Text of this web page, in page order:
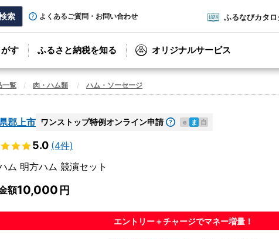
よくあるご質問・お問い合わせ ふるなびカタロ
す ふるさと納税を知る オリジナルサービス
一覧 肉・ハム類 ハム・ソーセージ
郡上市 ワンストップ特例オンライン申請 e ま 自
5.0 (4件)
ム 明方ハム 競演セット
額10,000
エントリー＋チャージでマネー増量！